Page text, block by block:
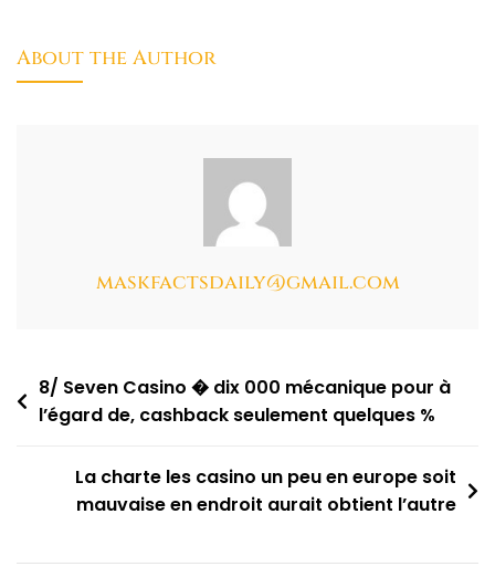
About the Author
maskfactsdaily@gmail.com
8/ Seven Casino � dix 000 mécanique pour à
l’égard de, cashback seulement quelques %
La charte les casino un peu en europe soit
mauvaise en endroit aurait obtient l’autre